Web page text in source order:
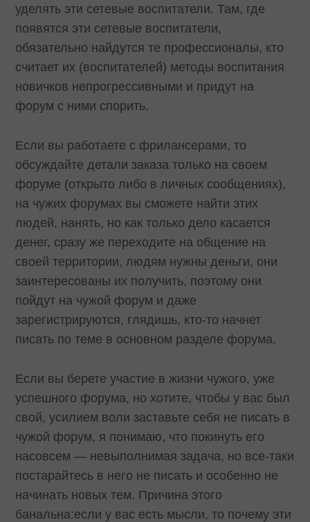
уделять эти сетевые воспитатели. Там, где
появятся эти сетевые воспитатели,
обязательно найдутся те профессионалы, кто
считает их (воспитателей) методы воспитания
новичков непрогрессивными и придут на
форум с ними спорить.
Если вы работаете с фрилансерами, то
обсуждайте детали заказа только на своем
форуме (открыто либо в личных сообщениях),
на чужих форумах вы сможете найти этих
людей, нанять, но как только дело касается
денег, сразу же переходите на общение на
своей территории, людям нужны деньги, они
заинтересованы их получить, поэтому они
пойдут на чужой форум и даже
зарегистрируются, глядишь, кто-то начнет
писать по теме в основном разделе форума.
Если вы берете участие в жизни чужого, уже
успешного форума, но хотите, чтобы у вас был
свой, усилием воли заставьте себя не писать в
чужой форум, я понимаю, что покинуть его
насовсем — невыполнимая задача, но все-таки
постарайтесь в него не писать и особенно не
начинать новых тем. Причина этого
банальна:если у вас есть мысли, то почему эти